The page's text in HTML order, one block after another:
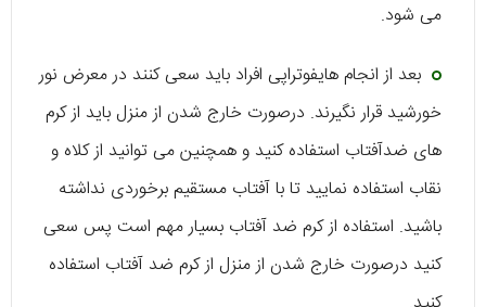
می شود.
بعد از انجام هایفوتراپی افراد باید سعی کنند در معرض نور
خورشید قرار نگیرند. درصورت خارج شدن از منزل باید از کرم
های ضدآفتاب استفاده کنید و همچنین می توانید از کلاه و
نقاب استفاده نمایید تا با آفتاب مستقیم برخوردی نداشته
باشید. استفاده از کرم ضد آفتاب بسیار مهم است پس سعی
کنید درصورت خارج شدن از منزل از کرم ضد آفتاب استفاده